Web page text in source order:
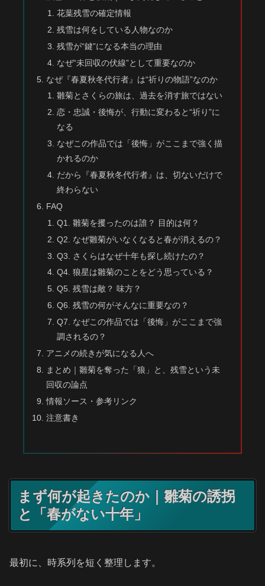
花葉残雪の確定情報
残雪は何をしている人物なのか
残雪が“鍵”になる本当の理由
なぜ“未回収の伏線”として重要なのか
なぜ『春夏秋冬代行者』は“祈りの物語”なのか
雛菊とさくらの旅は、過去を消す旅ではない
恋・忠誠・後悔が、行動に変わると“祈り”に
なる
なぜこの作品では「後悔」がここまで強く描
かれるのか
だから『春夏秋冬代行者』は、切ないだけで
終わらない
FAQ
Q1. 雛菊を攫ったのは誰？ 目的は何？
Q2. なぜ雛菊がいなくなると春が消えるの？
Q3. さくらはなぜ十年も探し続けたの？
Q4. 狼星は雛菊のことをどう思っている？
Q5. 残雪は敵？ 味方？
Q6. 残雪の何がそんなに重要なの？
Q7. なぜこの作品では「後悔」がここまで強
調されるの？
アニメの続きが気になる人へ
まとめ｜雛菊を奪った「狼」と、残雪という未
回収の論点
情報ソース・参考リンク
注意書き
まず何が起きたのか｜雛菊の誘拐
と「春がない十年」
最初に、時系列を短く整理します。